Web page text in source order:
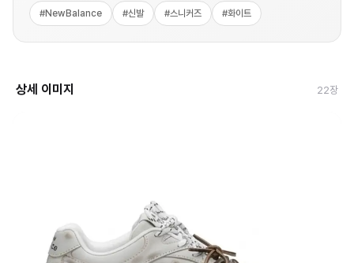
#NewBalance #신발 #스니커즈 #화이트
상세 이미지 22장